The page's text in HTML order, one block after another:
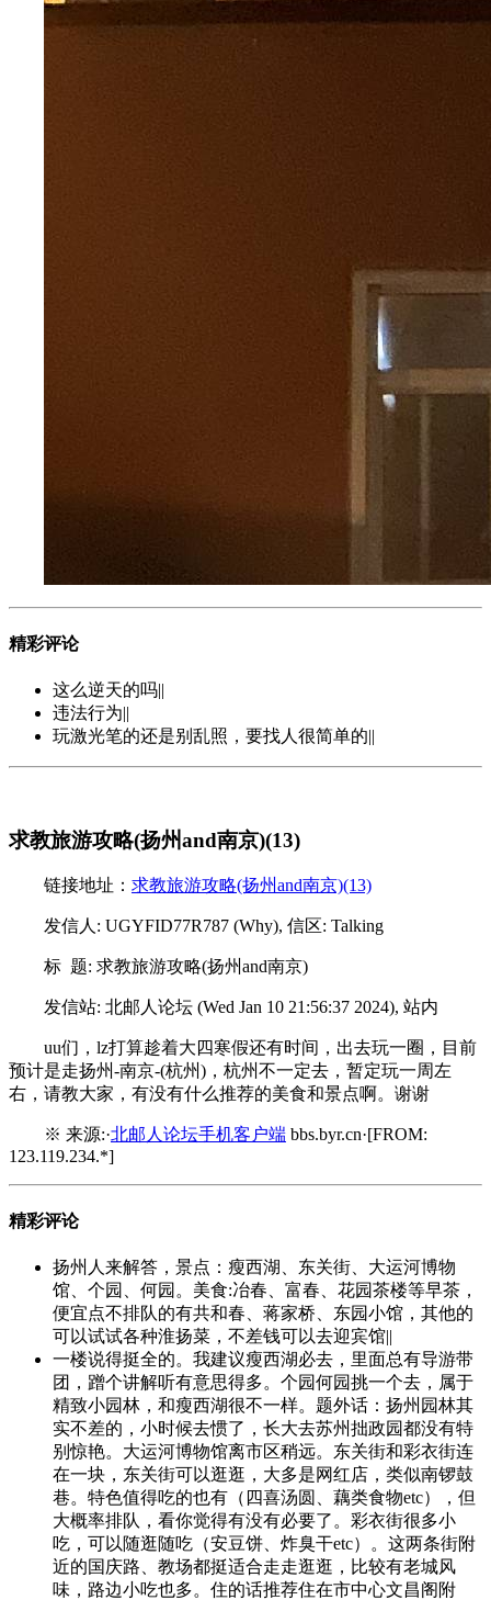
精彩评论
这么逆天的吗||
违法行为||
玩激光笔的还是别乱照，要找人很简单的||
求教旅游攻略(扬州and南京)(13)
链接地址： 求教旅游攻略(扬州and南京)(13)
发信人: UGYFID77R787 (Why), 信区: Talking
标 题: 求教旅游攻略(扬州and南京)
发信站: 北邮人论坛 (Wed Jan 10 21:56:37 2024), 站内
uu们，lz打算趁着大四寒假还有时间，出去玩一圈，目前
预计是走扬州-南京-(杭州)，杭州不一定去，暂定玩一周左
右，请教大家，有没有什么推荐的美食和景点啊。谢谢
※ 来源:·北邮人论坛手机客户端 bbs.byr.cn·[FROM:
123.119.234.*]
精彩评论
扬州人来解答，景点：瘦西湖、东关街、大运河博物
馆、个园、何园。美食:冶春、富春、花园茶楼等早茶，
便宜点不排队的有共和春、蒋家桥、东园小馆，其他的
可以试试各种淮扬菜，不差钱可以去迎宾馆||
一楼说得挺全的。我建议瘦西湖必去，里面总有导游带
团，蹭个讲解听有意思得多。个园何园挑一个去，属于
精致小园林，和瘦西湖很不一样。题外话：扬州园林其
实不差的，小时候去惯了，长大去苏州拙政园都没有特
别惊艳。大运河博物馆离市区稍远。东关街和彩衣街连
在一块，东关街可以逛逛，大多是网红店，类似南锣鼓
巷。特色值得吃的也有（四喜汤圆、藕类食物etc），但
大概率排队，看你觉得有没有必要了。彩衣街很多小
吃，可以随逛随吃（安豆饼、炸臭干etc）。这两条街附
近的国庆路、教场都挺适合走走逛逛，比较有老城风
味，路边小吃也多。住的话推荐住在市中心文昌阁附